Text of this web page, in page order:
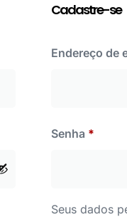
Cadastre-se
Endereço de
Senha *
Seus dados